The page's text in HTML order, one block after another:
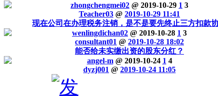
zhongchengmei02 @ 2019-10-29 1 3
Teacher03 @ 2019-10-29 11:41
现在公司在办理税务注销，是不是要先终止三方扣款
wenlingdichan02 @ 2019-10-28 1 3
consultant01 @ 2019-10-28 18:02
能否给未实缴出资的股东分红？
angel-m @ 2019-10-24 1 4
dyzj001 @ 2019-10-24 11:05